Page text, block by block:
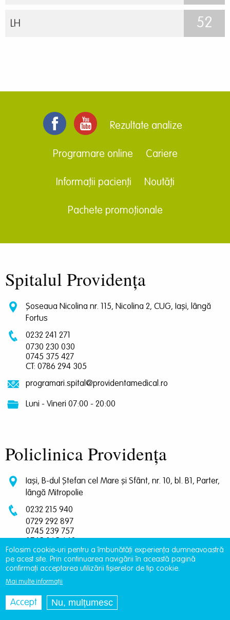
LH 52
Rezultate analize
Programare online Cariere
Informații pacienți Noutăți
Pachete promoționale
Spitalul Providența
Șoseaua Nicolina nr. 115, Nicolina 2, CUG, Iași, lângă
Fortus
0232 241 271
0730 230 030
0745 375 427
CT: 0786 294 305
programari.spital@providentamedical.ro
Luni - Vineri 07:00 - 20:00
Policlinica Providența
Iași, B-dul Ștefan cel Mare și Sfânt, nr. 10, bl. B1, Parter,
lângă Mitropolie
0232 215 940
0729 292 897
0745 239 757
programari.policlinica@providentamedical.ro
Luni - Vineri 07:00 - 20:00
Folosim cookie-uri pentru a îmbunătăți experiența dumneavoastră
pe acest site. Prin continuarea navigării în această pagină
confirmați acceptarea utilizării fișierelor de tip cookie.
Mai multe informații
Accept Nu, mulțumesc